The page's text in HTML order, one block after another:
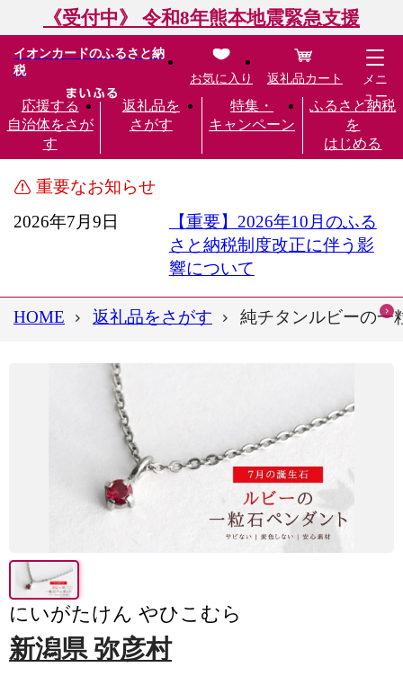
《受付中》 令和8年熊本地震緊急支援
イオンカードのふるさと納
税
応援する
自治体をさが
す
返礼品を
さがす
特集・
キャンペーン
ふるさと納税
を
はじめる
お気に入り 返礼品カート
メニ
ュー
重要なお知らせ
2026年7月9日
【重要】2026年10月のふる
さと納税制度改正に伴う影
響について
HOME 返礼品をさがす 純チタンルビーの一
にいがたけん やひこむら
新潟県 弥彦村